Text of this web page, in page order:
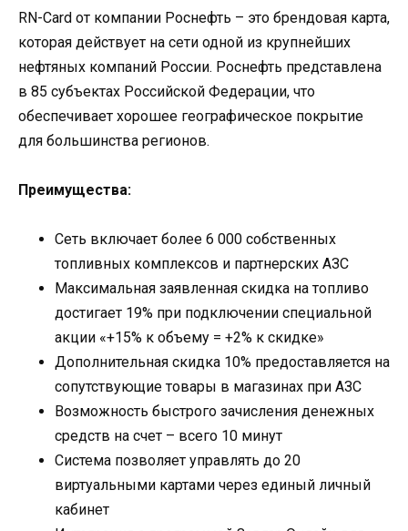
RN-Card от компании Роснефть – это брендовая карта,
которая действует на сети одной из крупнейших
нефтяных компаний России. Роснефть представлена
в 85 субъектах Российской Федерации, что
обеспечивает хорошее географическое покрытие
для большинства регионов.
Преимущества:
Сеть включает более 6 000 собственных
топливных комплексов и партнерских АЗС
Максимальная заявленная скидка на топливо
достигает 19% при подключении специальной
акции «+15% к объему = +2% к скидке»
Дополнительная скидка 10% предоставляется на
сопутствующие товары в магазинах при АЗС
Возможность быстрого зачисления денежных
средств на счет – всего 10 минут
Система позволяет управлять до 20
виртуальными картами через единый личный
кабинет